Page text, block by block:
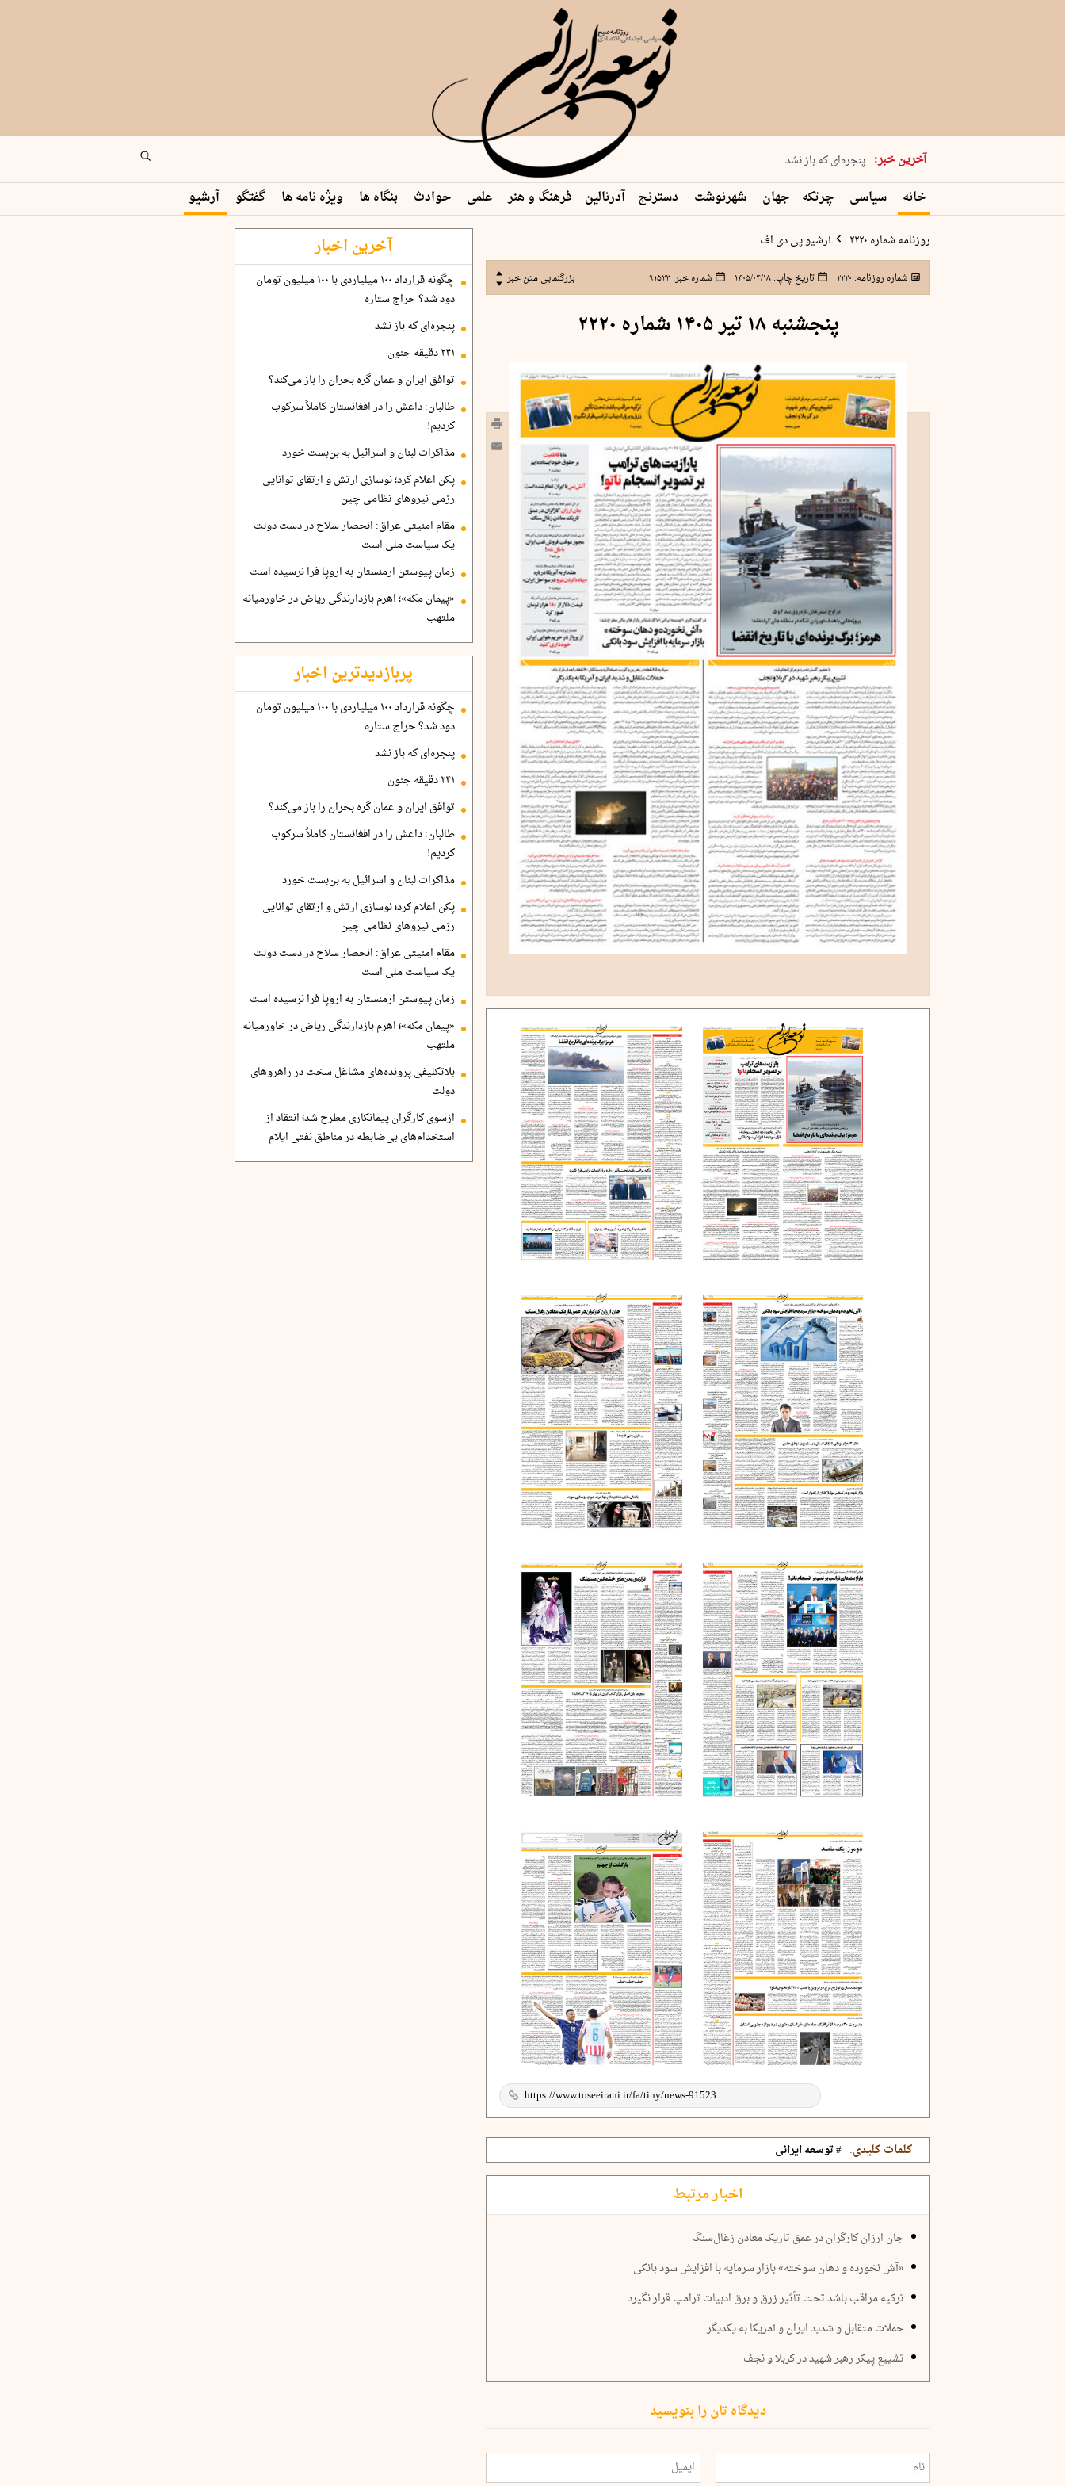
آخرین خبر:
چگونه قرارداد ۱۰۰ میلیاردی با ۱۰۰…
پنجره‌ای که باز نشد
۲۴۱ دقیقه جنون
توافق ایران و عمان گره بحران را باز م…
خانه سیاسی چرتکه جهان شهرنوشت دسترنج آدرنالین فرهنگ و هنر علمی حوادث بنگاه ها ویژه نامه ها گفتگو آرشیو
روزنامه شماره ۲۲۲۰ آرشیو پی دی اف
شماره روزنامه: ۲۲۲۰ تاریخ چاپ:۱۴۰۵/۰۴/۱۸ شماره خبر:۹۱۵۲۳ بزرگنمایی متن خبر
پنجشنبه ۱۸ تیر ۱۴۰۵ شماره ۲۲۲۰
کلمات کلیدی: # توسعه ایرانی
اخبار مرتبط
جان ارزان کارگران در عمق تاریک معادن زغال‌سنگ
«آش نخورده و دهان سوخته» بازار سرمایه با افزایش سود بانکی
ترکیه مراقب باشد تحت تأثیر زرق و برق ادبیات ترامپ قرار نگیرد
حملات متقابل و شدید ایران و آمریکا به یکدیگر
تشییع پیکر رهبر شهید در کربلا و نجف
دیدگاه تان را بنویسید
آخرین اخبار
چگونه قرارداد ۱۰۰ میلیاردی با ۱۰۰ میلیون تومان
دود شد؟ حراج ستاره
پنجره‌ای که باز نشد
۲۴۱ دقیقه جنون
توافق ایران و عمان گره بحران را باز می‌کند؟
طالبان: داعش را در افغانستان کاملاً سرکوب
کردیم!
مذاکرات لبنان و اسرائیل به بن‌بست خورد
پکن اعلام کرد؛ نوسازی ارتش و ارتقای توانایی
رزمی نیروهای نظامی چین
مقام امنیتی عراق: انحصار سلاح در دست دولت
یک سیاست ملی است
زمان پیوستن ارمنستان به اروپا فرا نرسیده است
«پیمان مکه»؛ اهرم بازدارندگی ریاض در خاورمیانه
ملتهب
پربازدیدترین اخبار
چگونه قرارداد ۱۰۰ میلیاردی با ۱۰۰ میلیون تومان
دود شد؟ حراج ستاره
پنجره‌ای که باز نشد
۲۴۱ دقیقه جنون
توافق ایران و عمان گره بحران را باز می‌کند؟
طالبان: داعش را در افغانستان کاملاً سرکوب
کردیم!
مذاکرات لبنان و اسرائیل به بن‌بست خورد
پکن اعلام کرد؛ نوسازی ارتش و ارتقای توانایی
رزمی نیروهای نظامی چین
مقام امنیتی عراق: انحصار سلاح در دست دولت
یک سیاست ملی است
زمان پیوستن ارمنستان به اروپا فرا نرسیده است
«پیمان مکه»؛ اهرم بازدارندگی ریاض در خاورمیانه
ملتهب
بلاتکلیفی پرونده‌های مشاغل سخت در راهروهای
دولت
ازسوی کارگران پیمانکاری مطرح شد؛ انتقاد از
استخدام‌های بی‌ضابطه در مناطق نفتی ایلام